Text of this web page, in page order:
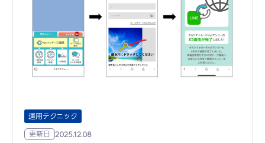
運用テクニック
更新日
2025.12.08